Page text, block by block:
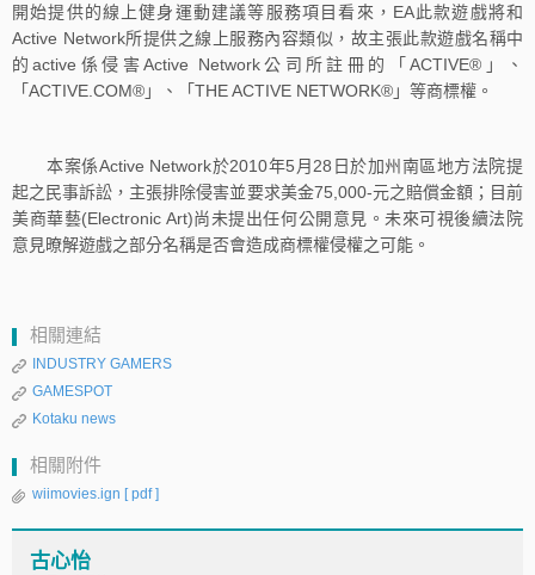
開始提供的線上健身運動建議等服務項目看來，EA此款遊戲將和
Active Network所提供之線上服務內容類似，故主張此款遊戲名稱中
的active係侵害Active Network公司所註冊的「ACTIVE®」、
「ACTIVE.COM®」、「THE ACTIVE NETWORK®」等商標權。
本案係Active Network於2010年5月28日於加州南區地方法院提
起之民事訴訟，主張排除侵害並要求美金75,000-元之賠償金額；目前
美商華藝(Electronic Art)尚未提出任何公開意見。未來可視後續法院
意見暸解遊戲之部分名稱是否會造成商標權侵權之可能。
相關連結
INDUSTRY GAMERS
GAMESPOT
Kotaku news
相關附件
wiimovies.ign [ pdf ]
古心怡